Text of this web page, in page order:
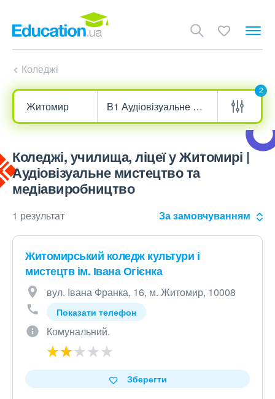
Коледжі
2
Коледжі, училища, ліцеї у Житомирі |
Аудіовізуальне мистецтво та
медіавиробництво
1 результат За замовчуванням
Житомирський коледж культури і
мистецтв ім. Івана Огієнка
вул. Івана Франка, 16, м. Житомир, 10008
Показати телефон
Комунальний.
Зберегти